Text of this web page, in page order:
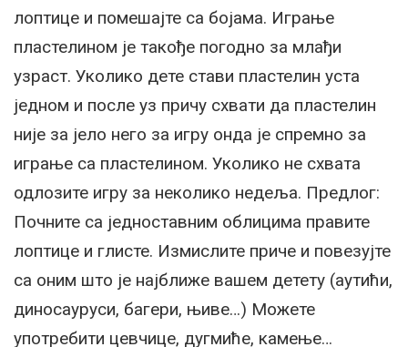
лоптице и помешајте са бојама. Играње
пластелином је такође погодно за млађи
узраст. Уколико дете стави пластелин уста
једном и после уз причу схвати да пластелин
није за јело него за игру онда је спремно за
играње са пластелином. Уколико не схвата
одлозите игру за неколико недеља. Предлог:
Почните са једноставним облицима правите
лоптице и глисте. Измислите приче и повезујте
са оним што је најближе вашем детету (аутићи,
диносауруси, багери, њиве…) Можете
употребити цевчице, дугмиће, камење…